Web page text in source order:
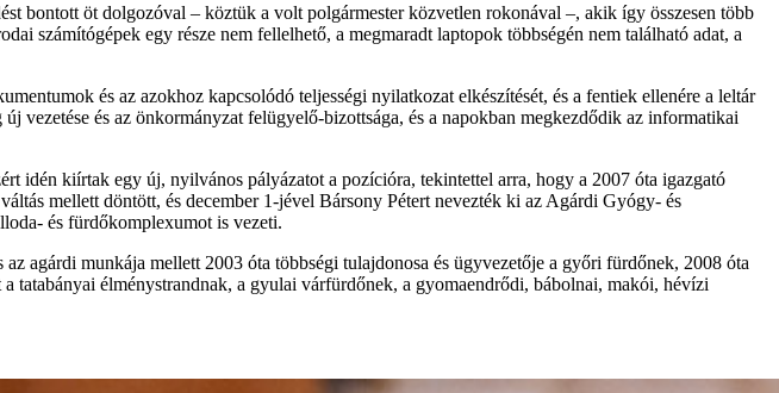
bontott öt dolgozóval – köztük a volt polgármester közvetlen rokonával –, akik így összesen több
számítógépek egy része nem fellelhető, a megmaradt laptopok többségén nem található adat, a
és az azokhoz kapcsolódó teljességi nyilatkozat elkészítését, és a fentiek ellenére a leltár
vezetése és az önkormányzat felügyelő-bizottsága, és a napokban megkezdődik az informatikai
idén kiírtak egy új, nyilvános pályázatot a pozícióra, tekintettel arra, hogy a 2007 óta igazgató
mellett döntött, és december 1-jével Bársony Pétert nevezték ki az Agárdi Gyógy- és
és fürdőkomplexumot is vezeti.
agárdi munkája mellett 2003 óta többségi tulajdonosa és ügyvezetője a győri fürdőnek, 2008 óta
élménystrandnak, a gyulai várfürdőnek, a gyomaendrődi, bábolnai, makói, hévízi